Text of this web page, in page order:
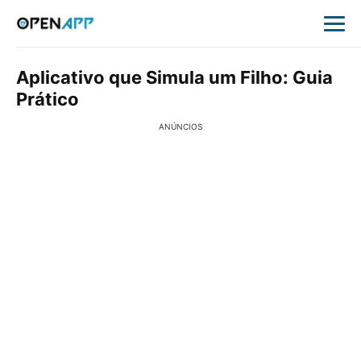
Aplicativo que Simula um Filho: Guia
Prático
ANÚNCIOS